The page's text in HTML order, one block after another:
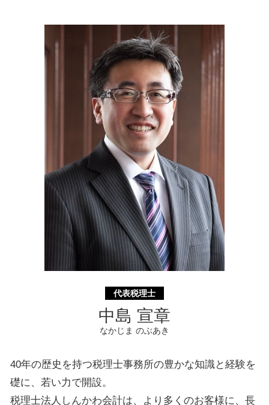
議決権 とは
簡易 分割
相続 基礎 控除
抵当権設定 登記
代襲 相続 とは
不動産 登記 住所 変更
認定支援機関 埼玉県 税理士
補助金申請 川崎市 税理士
経営革新等支援機関 横浜市 相談
助成金申請 相模原市 税理士
補助金申請 静岡県 税理士
起業支援 静岡県 相談
事業承継 相模原市 相談
助成金申請 東京都 税理士
代表税理士
中島 宣章
なかじま のぶあき
40年の歴史を持つ税理士事務所の豊かな知識と経験を
礎に、若い力で開設。
税理士法人しんかわ会計は、より多くのお客様に、長